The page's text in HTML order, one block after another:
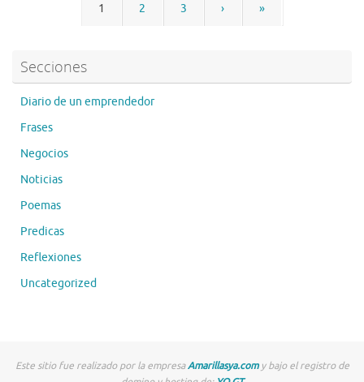
1 2 3 › »
Secciones
Diario de un emprendedor
Frases
Negocios
Noticias
Poemas
Predicas
Reflexiones
Uncategorized
Este sitio fue realizado por la empresaAmarillasya.com y bajo el registro de